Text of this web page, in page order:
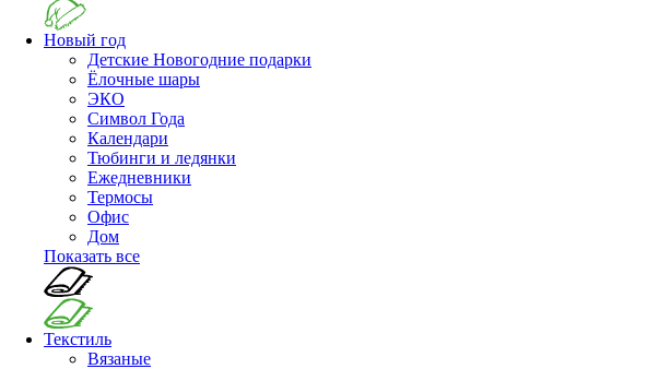
Новый год
Детские Новогодние подарки
Ёлочные шары
ЭКО
Символ Года
Календари
Тюбинги и ледянки
Ежедневники
Термосы
Офис
Дом
Показать все
Текстиль
Вязаные